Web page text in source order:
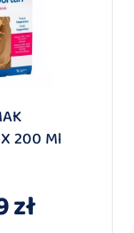
200 Ml
zł